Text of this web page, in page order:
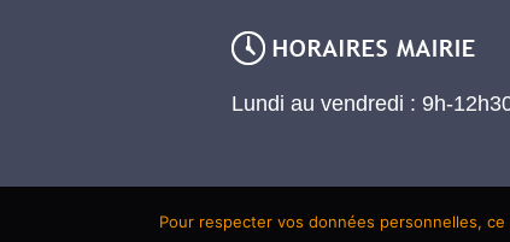
Lundi au vendredi : 9h-
Pour respecter vos données personnelles,